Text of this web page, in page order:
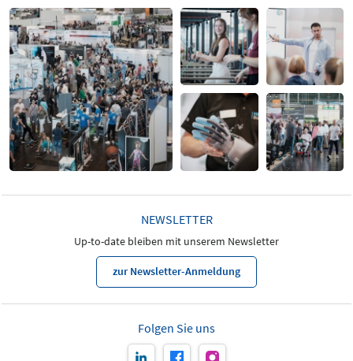
NEWSLETTER
Up-to-date bleiben mit unserem Newsletter
zur Newsletter-Anmeldung
Folgen Sie uns